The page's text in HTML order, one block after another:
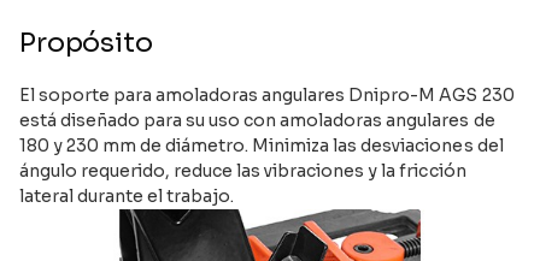
Propósito
El soporte para amoladoras angulares Dnipro-M AGS 230
está diseñado para su uso con amoladoras angulares de
180 y 230 mm de diámetro. Minimiza las desviaciones del
ángulo requerido, reduce las vibraciones y la fricción
lateral durante el trabajo.